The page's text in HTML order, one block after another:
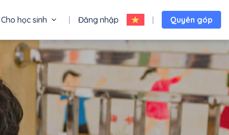
Cho học sinh Đăng nhập Quyên góp